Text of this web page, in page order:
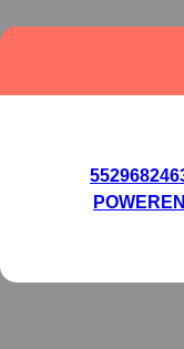
al
POWEREN